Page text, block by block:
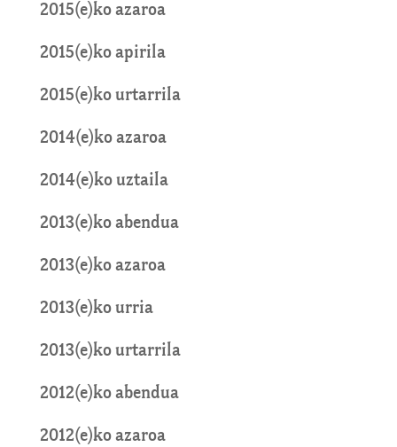
2015(e)ko azaroa
2015(e)ko apirila
2015(e)ko urtarrila
2014(e)ko azaroa
2014(e)ko uztaila
2013(e)ko abendua
2013(e)ko azaroa
2013(e)ko urria
2013(e)ko urtarrila
2012(e)ko abendua
2012(e)ko azaroa